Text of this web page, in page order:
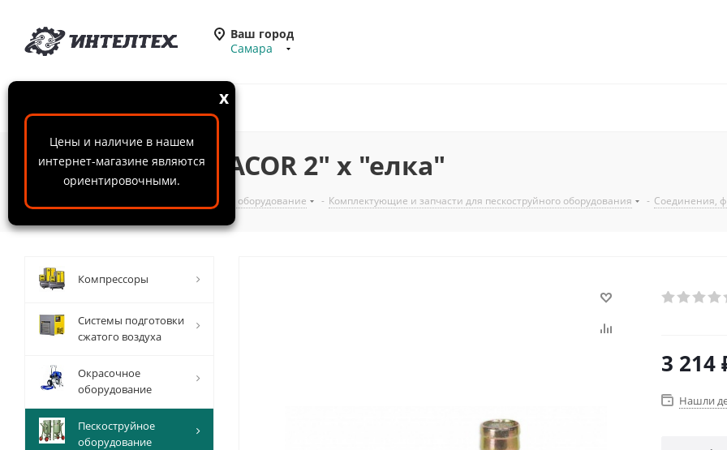
Цены и наличие в нашем
интернет-магазине являются
ориентировочными.
x
Ваш город
Самара
Штуцер CONTRACOR 2" х "елка"
ООО "ИнтелТех" Пескоструйное оборудование - Комплектующие и запчасти для пескоструйного оборудования - Соединения,
3 214
Нашли
Компрессоры
Системы подготовки
сжатого воздуха
Окрасочное
оборудование
Пескоструйное
оборудование